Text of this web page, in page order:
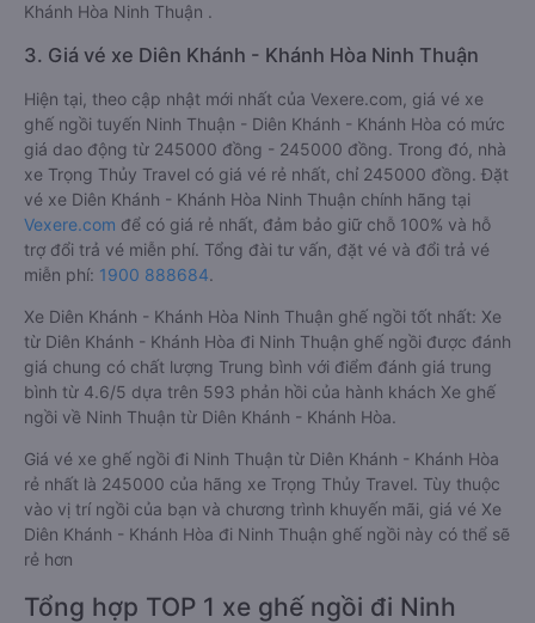
Khánh Hòa Ninh Thuận .
3. Giá vé xe Diên Khánh - Khánh Hòa Ninh Thuận
Hiện tại, theo cập nhật mới nhất của Vexere.com, giá vé xe
ghế ngồi tuyến Ninh Thuận - Diên Khánh - Khánh Hòa có mức
giá dao động từ 245000 đồng - 245000 đồng. Trong đó, nhà
xe Trọng Thủy Travel có giá vé rẻ nhất, chỉ 245000 đồng. Đặt
vé xe Diên Khánh - Khánh Hòa Ninh Thuận chính hãng tại
Vexere.com để có giá rẻ nhất, đảm bảo giữ chỗ 100% và hỗ
trợ đổi trả vé miễn phí. Tổng đài tư vấn, đặt vé và đổi trả vé
miễn phí: 1900 888684.
Xe Diên Khánh - Khánh Hòa Ninh Thuận ghế ngồi tốt nhất: Xe
từ Diên Khánh - Khánh Hòa đi Ninh Thuận ghế ngồi được đánh
giá chung có chất lượng Trung bình với điểm đánh giá trung
bình từ 4.6/5 dựa trên 593 phản hồi của hành khách Xe ghế
ngồi về Ninh Thuận từ Diên Khánh - Khánh Hòa.
Giá vé xe ghế ngồi đi Ninh Thuận từ Diên Khánh - Khánh Hòa
rẻ nhất là 245000 của hãng xe Trọng Thủy Travel. Tùy thuộc
vào vị trí ngồi của bạn và chương trình khuyến mãi, giá vé Xe
Diên Khánh - Khánh Hòa đi Ninh Thuận ghế ngồi này có thể sẽ
rẻ hơn
Tổng hợp TOP 1 xe ghế ngồi đi Ninh